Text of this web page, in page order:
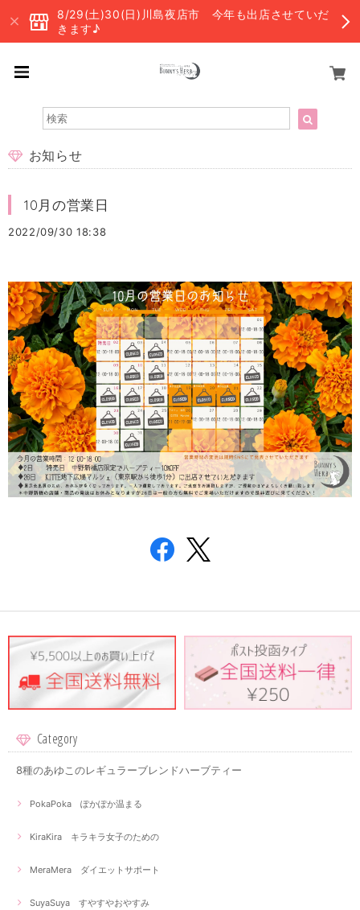
8/29(土)30(日)川島夜店市 今年も出店させていだ
きます♪
お知らせ
10月の営業日
2022/09/30 18:38
Category
8種のあゆこのレギュラーブレンドハーブティー
PokaPoka ぽかぽか温まる
KiraKira キラキラ女子のための
MeraMera ダイエットサポート
SuyaSuya すやすやおやすみ